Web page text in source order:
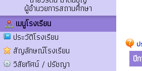
ผู้อำนวยการสถานศึกษา
เมนูโรงเรียน
ประวัติโรงเรียน
สัญลักษณ์โรงเรียน
วิสัยทัศน์ / ปรัชญา
ปี